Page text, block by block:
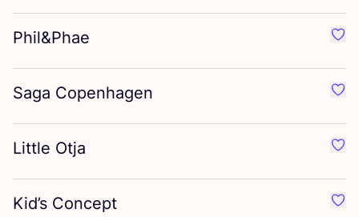
Phil&Phae
Saga Copenhagen
Little Otja
Kid’s Concept